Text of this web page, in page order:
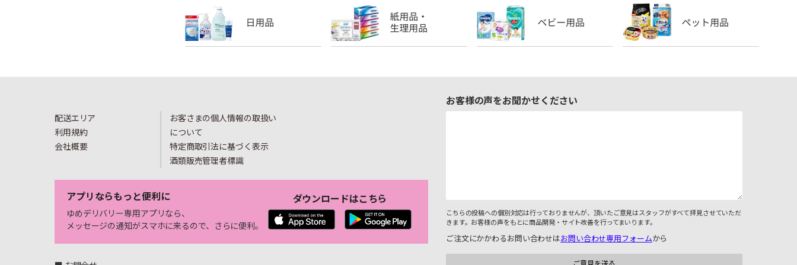
配送エリア
利用規約
会社概要
お客さまの個人情報の取扱い
について
特定商取引法に基づく表示
酒類販売管理者標識
アプリならもっと便利に
ゆめデリバリー専用アプリなら、
メッセージの通知がスマホに来るので、さらに便利。
ダウンロードはこちら
お客様の声をお聞かせください
こちらの投稿への個別対応は行っておりませんが、頂いたご意見はスタッフがすべて拝見させていただ
きます。お客様の声をもとに商品開発・サイト改善を行ってまいります。
ご注文にかかわるお問い合わせはお問い合わせ専用フォームから